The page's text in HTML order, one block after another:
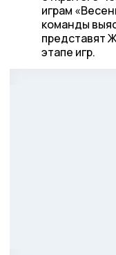
играм
команды
представят
этапе игр.